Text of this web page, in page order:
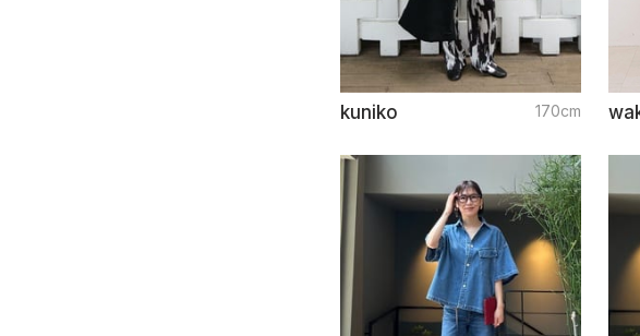
kuniko 170cm